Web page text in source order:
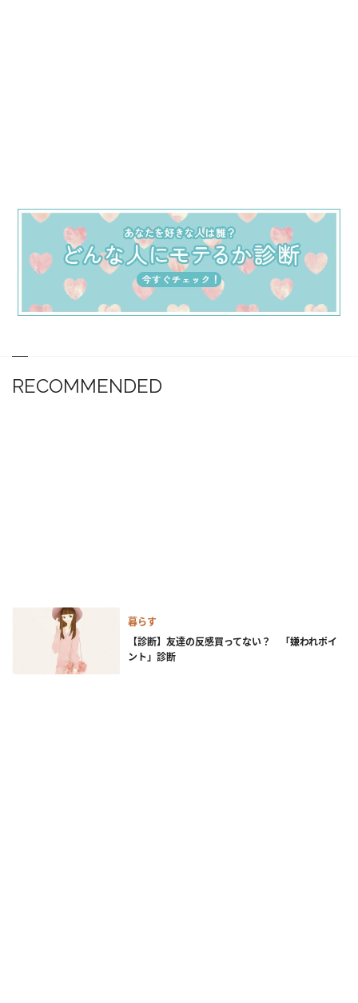
RECOMMENDED
暮らす
【診断】友達の反感買ってない？ 「嫌われポイ
ント」診断